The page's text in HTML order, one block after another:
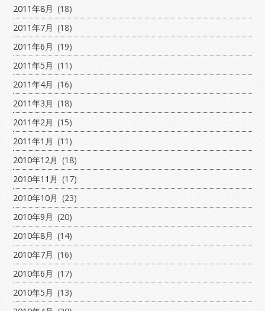
2011年8月 (18)
2011年7月 (18)
2011年6月 (19)
2011年5月 (11)
2011年4月 (16)
2011年3月 (18)
2011年2月 (15)
2011年1月 (11)
2010年12月 (18)
2010年11月 (17)
2010年10月 (23)
2010年9月 (20)
2010年8月 (14)
2010年7月 (16)
2010年6月 (17)
2010年5月 (13)